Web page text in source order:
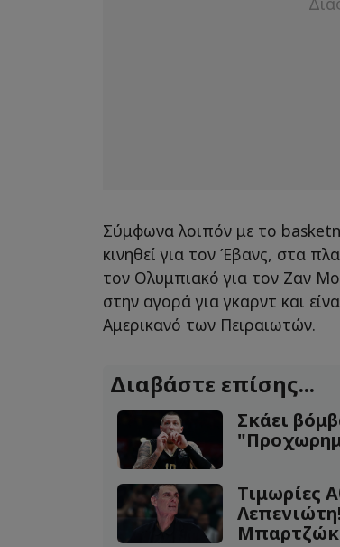
Σύμφωνα λοιπόν με το
κινηθεί για τον Έβανς, στα
τον Ολυμπιακό για τον Ζαν
στην αγορά για γκαρντ και
Αμερικανό των Πειραιωτών.
Διαβάστε επίσης...
Σκάει
Τιμωρίες